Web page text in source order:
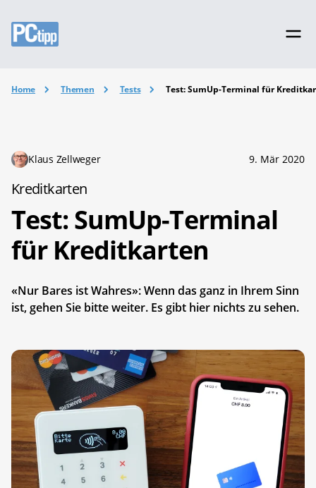
Home Themen Tests Test: SumUp-Terminal für
Klaus Zellweger 9. Mär 2020
Kreditkarten
Test: SumUp-Terminal
für Kreditkarten
«Nur Bares ist Wahres»: Wenn das ganz in Ihrem Sinn
ist, gehen Sie bitte weiter. Es gibt hier nichts zu sehen.